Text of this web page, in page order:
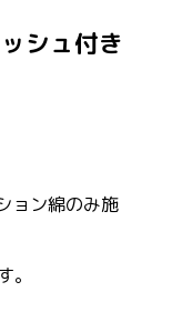
シュ付き
ョン綿のみ施